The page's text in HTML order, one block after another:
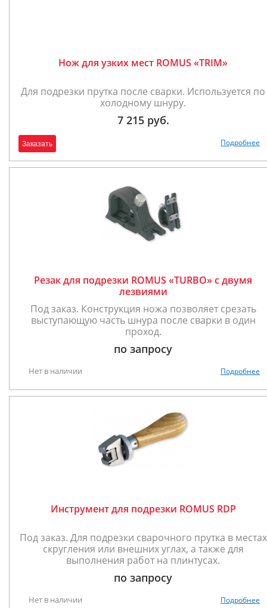
Нож для узких мест ROMUS «TRIM»
Для подрезки прутка после сварки. Используется по
холодному шнуру.
7 215 руб.
Заказать Подробнее
Резак для подрезки ROMUS «TURBO» с двумя
лезвиями
Под заказ. Конструкция ножа позволяет срезать
выступающую часть шнура после сварки в один
проход.
по запросу
Нет в наличии Подробнее
Инструмент для подрезки ROMUS RDP
Под заказ. Для подрезки сварочного прутка в местах
скругления или внешних углах, а также для
выполнения работ на плинтусах.
по запросу
Нет в наличии Подробнее